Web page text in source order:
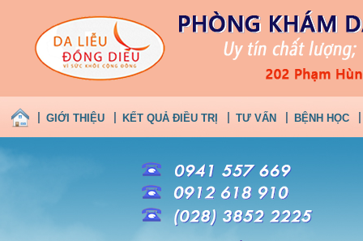
GIỚI THIỆU KẾT QUẢ ĐIỀU TRỊ TƯ VẤN BỆNH HỌC